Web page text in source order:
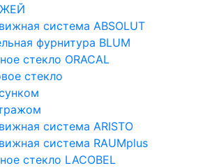
система ABSOLUT
фурнитура BLUM
стекло ORACAL
стекло
система ARISTO
система RAUMplus
стекло LACOBEL